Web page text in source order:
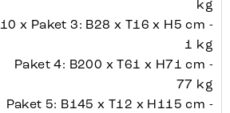
kg
10 x Paket 3: B28 x T16 x H5 cm -
1 kg
Paket 4: B200 x T61 x H71 cm -
77 kg
Paket 5: B145 x T12 x H115 cm -